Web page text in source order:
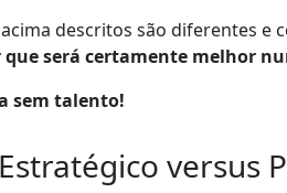
descritos são diferentes e
que será certamente melhor
sem talento!
versus